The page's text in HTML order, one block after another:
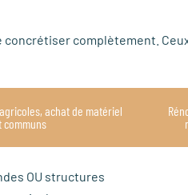
complètement.
achat de matériel
communs
OU structures